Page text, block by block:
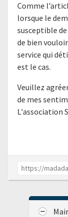
Comme
lorsque le
susceptible
de bien
service qui
est le cas.
Veuillez
de mes
L'association